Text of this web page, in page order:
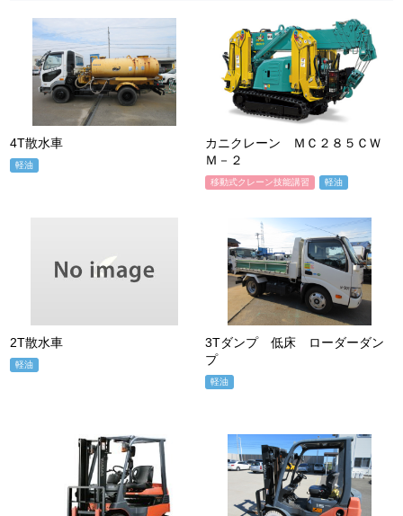
4T散水車
軽油
カニクレーン ＭＣ２８５ＣＷ
Ｍ－２
移動式クレーン技能講習 軽油
2T散水車
軽油
3Tダンプ 低床 ローダーダン
プ
軽油